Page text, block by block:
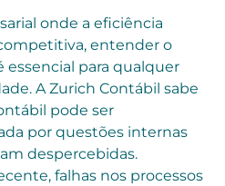
onde a eficiência
entender o
essencial para qualquer
A Zurich Contábil sabe
pode ser
por questões internas
despercebidas.
falhas nos processos